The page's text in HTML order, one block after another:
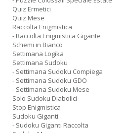
Quiz Ermetici
Quiz Mese
Raccolta Enigmistica
- Raccolta Enigmistica Gigante
Schemi in Bianco
Settimana Logika
Settimana Sudoku
- Settimana Sudoku Compiega
- Settimana Sudoku GDO
- Settimana Sudoku Mese
Solo Sudoku Diabolici
Stop Enigmistica
Sudoku Giganti
- Sudoku Giganti Raccolta